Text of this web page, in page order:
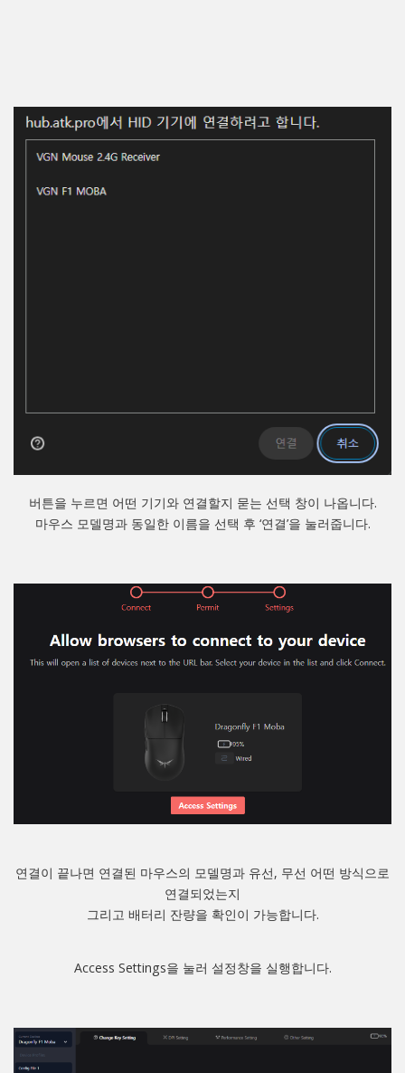
버튼을 누르면 어떤 기기와 연결할지 묻는 선택 창이 나옵니다.
마우스 모델명과 동일한 이름을 선택 후 ‘연결’을 눌러줍니다.
연결이 끝나면 연결된 마우스의 모델명과 유선, 무선 어떤 방식으로
연결되었는지
그리고 배터리 잔량을 확인이 가능합니다.
Access Settings을 눌러 설정창을 실행합니다.